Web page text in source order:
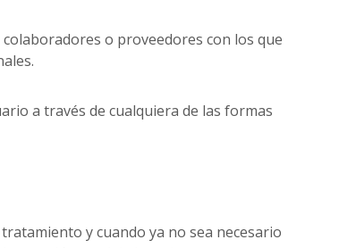
colaboradores o proveedores con los que
a través de cualquiera de las formas
y cuando ya no sea necesario